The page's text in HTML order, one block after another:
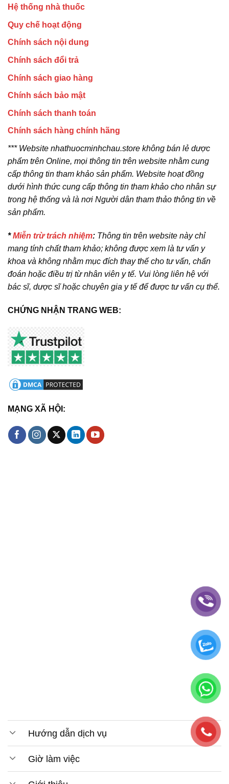
Hệ thống nhà thuốc
Quy chế hoạt động
Chính sách nội dung
Chính sách đổi trả
Chính sách giao hàng
Chính sách bảo mật
Chính sách thanh toán
Chính sách hàng chính hãng
*** Website nhathuocminhchau.store không bán lẻ dược
phẩm trên Online, mọi thông tin trên website nhằm cung
cấp thông tin tham khảo sản phẩm. Website hoạt đồng
dưới hình thức cung cấp thông tin tham khảo cho nhân sự
trong hệ thống và là nơi Người dân tham thảo thông tin về
sản phẩm.
*Miễn trừ trách nhiệm: Thông tin trên website này chỉ
mang tính chất tham khảo; không được xem là tư vấn y
khoa và không nhằm mục đích thay thế cho tư vấn, chẩn
đoán hoặc điều trị từ nhân viên y tế. Vui lòng liên hệ với
bác sĩ, dược sĩ hoặc chuyên gia y tế để được tư vấn cụ thể.
CHỨNG NHẬN TRANG WEB:
MẠNG XÃ HỘI:
Hướng dẫn dịch vụ
Giờ làm việc